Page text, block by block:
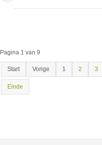
Pagina 1 van 9
Start Vorige 1 2 3
Einde